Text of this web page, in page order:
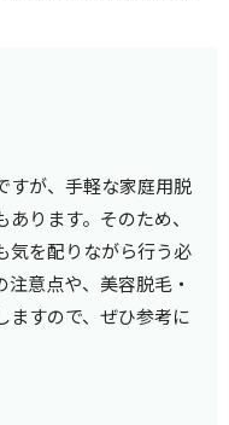
すが、手軽な家庭用脱
ります。そのため、
気を配りながら行う必
意点や、美容脱毛・
ますので、ぜひ参考に